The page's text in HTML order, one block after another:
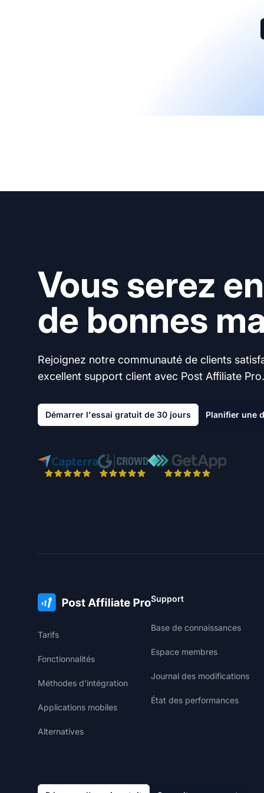
Vous serez
de bonnes
Rejoignez notre communauté de clients
excellent support client avec Post Affiliate Pro.
Démarrer l'essai gratuit de 30 jours Planifier une
Tarifs
Fonctionnalités
Méthodes d'intégration
Applications mobiles
Alternatives
Support
Base de connaissances
Espace membres
Journal des modifications
État des performances